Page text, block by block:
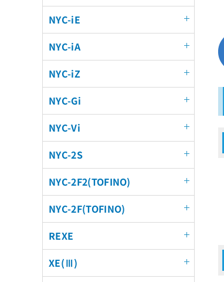
NYC-iE
NYC-iA
NYC-iZ
NYC-Gi
NYC-Vi
NYC-2S
NYC-2F2(TOFINO)
NYC-2F(TOFINO)
REXE
XE(Ⅲ)